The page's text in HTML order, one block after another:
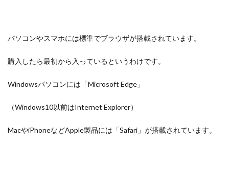
パソコンやスマホには標準でブラウザが搭載されています。
購入したら最初から入っているというわけです。
Windowsパソコンには「Microsoft Edge」
（Windows10以前はInternet Explorer）
MacやiPhoneなどApple製品には「Safari」が搭載されています。